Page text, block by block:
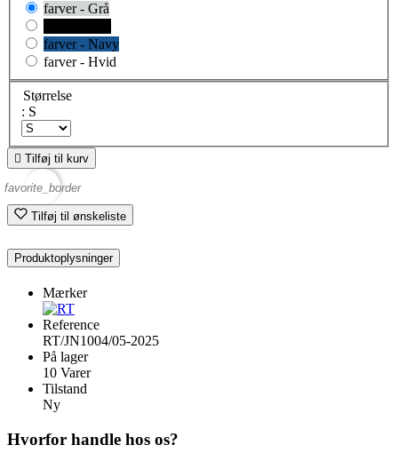
farver - Grå
farver - Navy
farver - Hvid
Størrelse
: S
 Tilføj til kurv
favorite_border
Tilføj til ønskeliste
Produktoplysninger
Mærker
Reference
RT/JN1004/05-2025
På lager
10 Varer
Tilstand
Ny
Hvorfor handle hos os?